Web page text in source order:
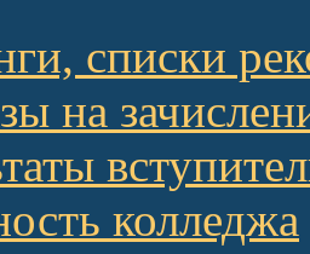
списки
на
колледжа